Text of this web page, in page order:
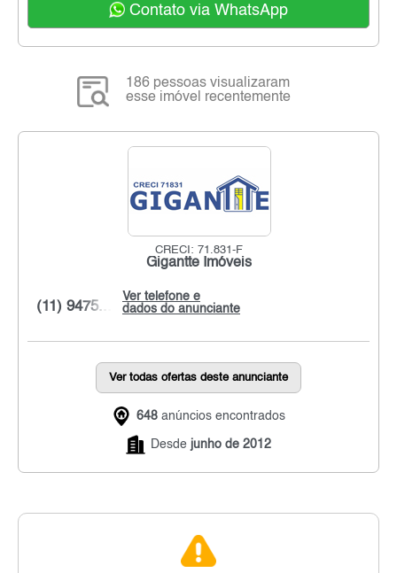
Contato via WhatsApp
186 pessoas visualizaram
esse imóvel recentemente
CRECI: 71.831-F
Gigantte Imóveis
Ver telefone e
dados do anunciante
(11) 9475...
Ver todas ofertas deste anunciante
648 anúncios encontrados
Desde junho de 2012